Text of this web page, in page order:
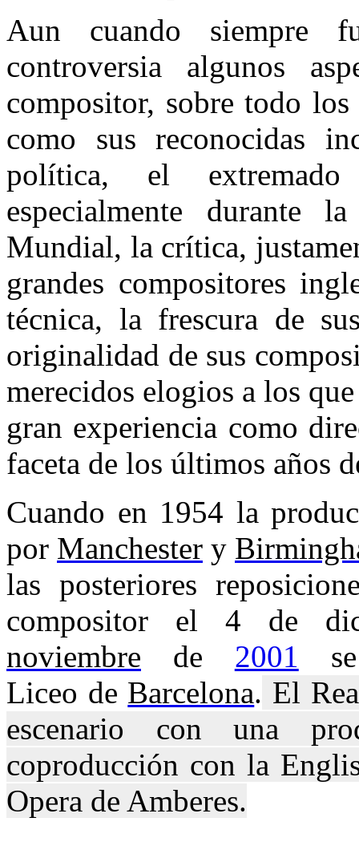
Aun cuando siempre
controversia algunos
compositor, sobre todo
como sus reconocidas
política, el
especialmente durante
Mundial, la crítica,
grandes compositores
técnica, la frescura de
originalidad de sus
merecidos elogios a los
gran experiencia como
faceta de los últimos años
Cuando en 1954 la
por Manchester y
las posteriores
compositor el 4 de
noviembre de 2001
Liceo de Barcelona. El
escenario con una
coproducción con la
Opera de Amberes.